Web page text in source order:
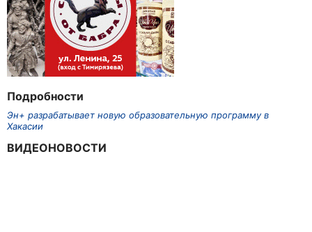
Подробности
Эн+ разрабатывает новую образовательную программу в
Хакасии
ВИДЕОНОВОСТИ